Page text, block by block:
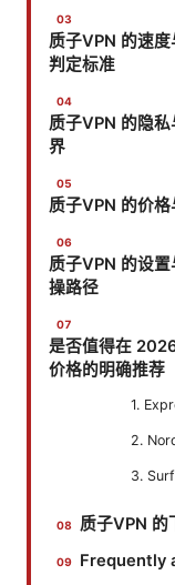
质子VPN 的速
判定标准
质子VPN 的隐
界
质子VPN 的价
质子VPN 的设
操路径
是否值得在
价格的明确推荐
1.
2.
3.
质子VPN 的
Frequently